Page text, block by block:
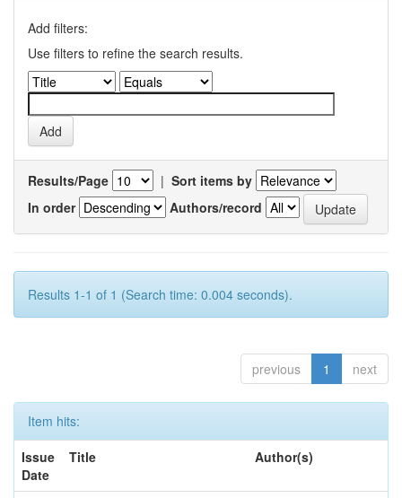
Add filters:
Use filters to refine the search results.
Results/Page | Sort items by
In order
Authors/record
Results 1-1 of 1 (Search time: 0.004 seconds).
previous 1 next
Item hits:
Issue
Date
Title Author(s)